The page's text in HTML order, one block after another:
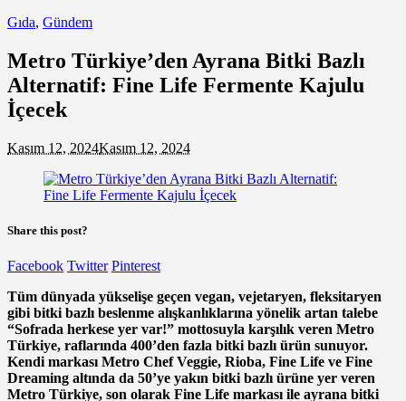
Gıda, Gündem
Metro Türkiye’den Ayrana Bitki Bazlı
Alternatif: Fine Life Fermente Kajulu
İçecek
Kasım 12, 2024Kasım 12, 2024
Share this post?
Facebook Twitter Pinterest
Tüm dünyada yükselişe geçen vegan, vejetaryen, fleksitaryen
gibi bitki bazlı beslenme alışkanlıklarına yönelik artan talebe
“Sofrada herkese yer var!” mottosuyla karşılık veren Metro
Türkiye, raflarında 400’den fazla bitki bazlı ürün sunuyor.
Kendi markası Metro Chef Veggie, Rioba, Fine Life ve Fine
Dreaming altında da 50’ye yakın bitki bazlı ürüne yer veren
Metro Türkiye, son olarak Fine Life markası ile ayrana bitki